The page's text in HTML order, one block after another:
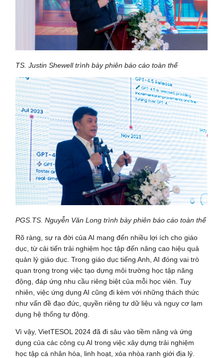
TS. Justin Shewell trình bày phiên báo cáo toàn thể
PGS.TS. Nguyễn Văn Long trình bày phiên báo cáo toàn thể
Rõ ràng, sự ra đời của AI mang đến nhiều lợi ích cho giáo
dục, từ cải tiến trải nghiệm học tập đến nâng cao hiệu quả
quản lý giáo dục. Trong giáo dục tiếng Anh, AI đóng vai trò
quan trọng trong việc tạo dựng môi trường học tập năng
động, đáp ứng nhu cầu riêng biệt của mỗi học viên. Tuy
nhiên, việc ứng dụng AI cũng đi kèm với những thách thức
như vấn đề đạo đức, quyền riêng tư dữ liệu và nguy cơ lạm
dụng hệ thống tự động.
Vì vậy, VietTESOL 2024 đã đi sâu vào tiềm năng và ứng
dụng của các công cụ AI trong việc xây dựng trải nghiệm
học tập cá nhân hóa, linh hoạt, xóa nhòa ranh giới địa lý.